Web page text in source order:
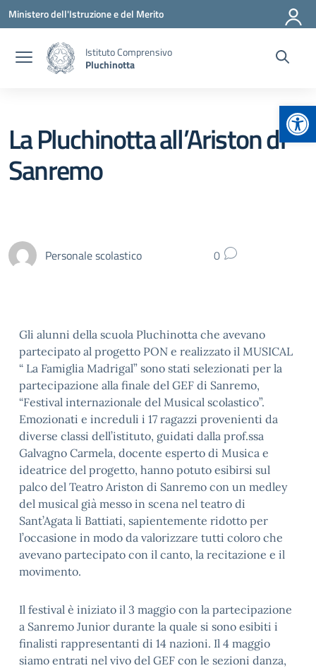
Vai ai contenuti
Vai al menu di navigazione
Vai al footer
Ministero dell'Istruzione e del Merito
Istituto Comprensivo
Pluchinotta
La Pluchinotta all’Ariston di
Sanremo
Personale scolastico 0
Gli alunni della scuola Pluchinotta che avevano
partecipato al progetto PON e realizzato il MUSICAL
“ La Famiglia Madrigal” sono stati selezionati per la
partecipazione alla finale del GEF di Sanremo,
“Festival internazionale del Musical scolastico”.
Emozionati e increduli i 17 ragazzi provenienti da
diverse classi dell’istituto, guidati dalla prof.ssa
Galvagno Carmela, docente esperto di Musica e
ideatrice del progetto, hanno potuto esibirsi sul
palco del Teatro Ariston di Sanremo con un medley
del musical già messo in scena nel teatro di
Sant’Agata li Battiati, sapientemente ridotto per
l’occasione in modo da valorizzare tutti coloro che
avevano partecipato con il canto, la recitazione e il
movimento.
Il festival è iniziato il 3 maggio con la partecipazione
a Sanremo Junior durante la quale si sono esibiti i
finalisti rappresentanti di 14 nazioni. Il 4 maggio
siamo entrati nel vivo del GEF con le sezioni danza,